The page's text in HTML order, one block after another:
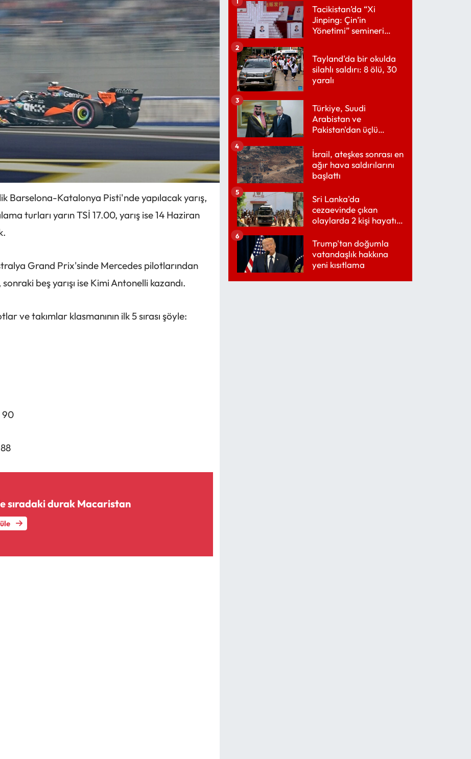
Barselona-Katalonya Pisti'nde yapılacak yarış,
turları yarın TSİ 17.00, yarış ise 14 Haziran
Grand Prix'sinde Mercedes pilotlarından
beş yarışı ise Kimi Antonelli kazandı.
ve takımlar klasmanının ilk 5 sırası şöyle:
90
sıradaki durak Macaristan
Tacikistan’da “Xi
Jinping: Çin’in
Yönetimi” semineri
Tayland'da bir okulda
silahlı saldırı: 8 ölü, 30
yaralı
2
Türkiye, Suudi
Arabistan ve
Pakistan'dan üçlü
3
İsrail, ateşkes sonrası en
ağır hava saldırılarını
başlattı
4
Sri Lanka'da
cezaevinde çıkan
olaylarda 2 kişi hayatını
5
Trump'tan doğumla
vatandaşlık hakkına
yeni kısıtlama
6